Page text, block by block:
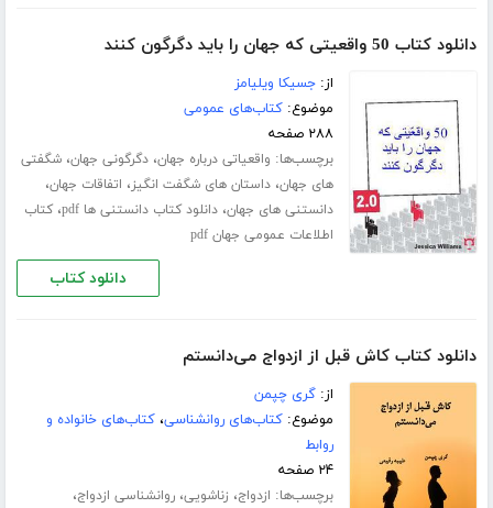
دانلود کتاب 50 واقعیتی که جهان را باید دگرگون کنند
از:جسیکا ویلیامز
موضوع:کتاب‌های عمومی
۲۸۸ صفحه
برچسب‌ها: واقعیاتی درباره جهان،دگرگونی جهان،شگفتی
های جهان،داستان های شگفت انگیز، اتفاقات جهان،
دانستنی های جهان،دانلود کتاب دانستنی ها pdf ،کتاب
اطلاعات عمومی جهان pdf
دانلود کتاب
دانلود کتاب کاش قبل از ازدواج می‌‌‌‌دانستم
از:گری چپمن
موضوع:کتاب‌های روانشناسی،کتاب‌های خانواده و
روابط
۲۴ صفحه
برچسب‌ها: ازدواج، زناشویی،روانشناسی ازدواج،